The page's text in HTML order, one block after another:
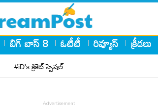
బిగ్ బాస్ 8 ఓటీటీ రివ్యూస్ క్రీడలు
#iD's క్రికెట్ స్పెషల్